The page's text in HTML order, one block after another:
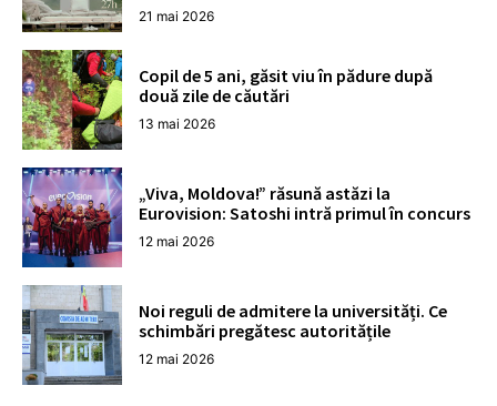
21 mai 2026
Copil de 5 ani, găsit viu în pădure după
două zile de căutări
13 mai 2026
„Viva, Moldova!” răsună astăzi la
Eurovision: Satoshi intră primul în concurs
12 mai 2026
Noi reguli de admitere la universități. Ce
schimbări pregătesc autoritățile
12 mai 2026